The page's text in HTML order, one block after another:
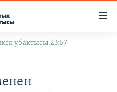
убактысы 23:57